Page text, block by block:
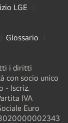
LGE
Glossario
i diritti
con socio unico
- Iscriz.
IVA
Euro